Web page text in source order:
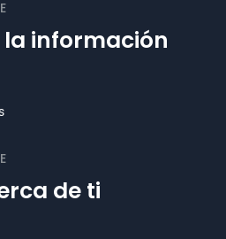
la información
de ti